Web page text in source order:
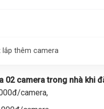
lắp thêm camera
02 camera trong nhà khi
camera,